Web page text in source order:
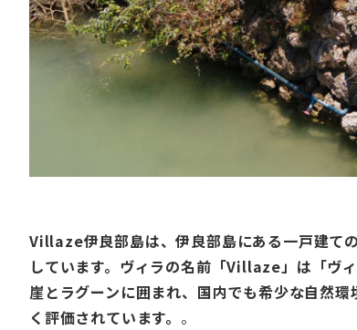
Villaze伊良部島は、伊良部島にある一戸建て
しています。ヴィラの名前「Villaze」は「ヴ
崖とラグーンに囲まれ、国内でも希少な自然
く評価されています。 。